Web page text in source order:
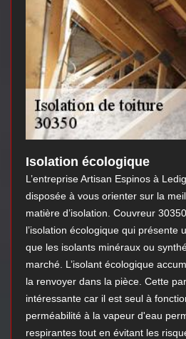
Isolation écologique
L’entreprise Artisan Espinos à
disposée à vous orienter sur la
matière d’isolation. Couvreur
l’isolation écologique qui présente
que les isolants minéraux ou
marché. L’isolant écologique
la renvoyer dans la pièce. Cette
intéressante car il est seul à
perméabilité à la vapeur d'eau
respirantes tout en évitant les